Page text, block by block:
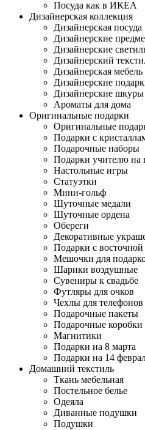
Посуда как в ИКЕА
Дизайнерская коллекция
Дизайнерская посуда
Дизайнерские
Дизайнерские
Дизайнерский
Дизайнерская мебель
Дизайнерские
Дизайнерские
Ароматы для дома
Оригинальные подарки
Оригинальные
Подарки с
Подарочные наборы
Подарки учителю на
Настольные игры
Статуэтки
Мини-гольф
Шуточные медали
Шуточные ордена
Обереги
Декоративные
Подарки с восточной
Мешочки для
Шарики воздушные
Сувениры к свадьбе
Футляры для очков
Чехлы для
Подарочные пакеты
Подарочные коробки
Магнитики
Подарки на 8 марта
Подарки на 14
Домашний текстиль
Ткань мебельная
Постельное белье
Одеяла
Диванные подушки
Подушки